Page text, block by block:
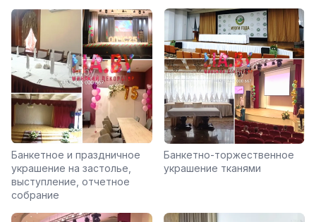
Банкетное и праздничное
украшение на застолье,
выступление, отчетное
собрание
Банкетно-торжественное
украшение тканями